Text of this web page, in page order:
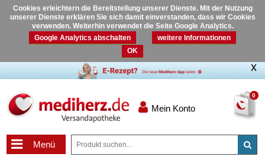
Cookies erleichtern die Bereitstellung unserer Dienste. Mit der Nutzung
unserer Dienste erklären Sie sich damit einverstanden, dass wir Cookies
verwenden. Weiterhin verwendet die Seite Google Analytics.
Google Analytics abschalten
weitere Informationen
OK
0
Mein Konto
Menü